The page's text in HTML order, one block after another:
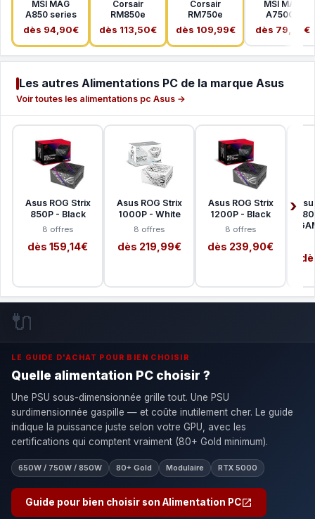
MSI MAG
A850 series
dès 94,90€
Corsair
RM850e
dès 113,50€
Corsair
RM750e
dès 109,99€
MSI MAG
A750GL
dès 79,99€
Les autres Alimentations PC de la marque Asus
Voir toutes les alimentations pc Asus →
Asus ROG Strix
850P - Black
8 offres
dès 159,14€
Asus ROG Strix
1000P - White
8 offres
dès 219,99€
Asus ROG Strix
1200P - Black
8 offres
dès 239,90€
-
🔌
LE GUIDE D'ACHAT POUR BIEN CHOISIR
Quelle alimentation PC choisir ?
Une PSU sous-dimensionnée grille tout. Une PSU
surdimensionnée gaspille — et coûte inutilement cher. Le guide
indique la puissance juste selon votre GPU, avec les
certifications qui comptent vraiment (80+ Gold minimum).
650W / 750W / 850W 80+ Gold Modulaire RTX 5000
Guide pour bien choisir son Alimentation PC